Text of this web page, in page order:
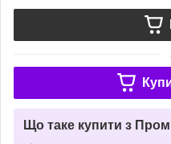
Що таке купити з